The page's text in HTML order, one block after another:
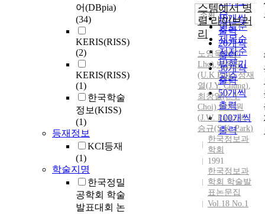
어(DBpia)
(34)
KERIS(RISS)
(2)
KERIS(RISS)
(1)
한국학술
정보(KISS)
(1)
등재정보
KCI등재
(1)
학술지명
한국정밀
공학회 학술
발표대회 논
순
연도순
제목순
저자순
발행기
관순
10개씩
출력
20개씩
출력
30개씩
출력
50개씩
출력
100개씩
출력
조회
스템에서 병
렬 라이브러
리
노영욱(Y.U.
Lho),박응규
(U.K Park),정재
열(J.Y. Chung),
최창열(C.Y.
Choi),박지원
(J.W. Park),박
승규(S K.Park)
한국정보과
학회
1991
한국정보과
학회 학술발
표논문집
Vol.18 No.1